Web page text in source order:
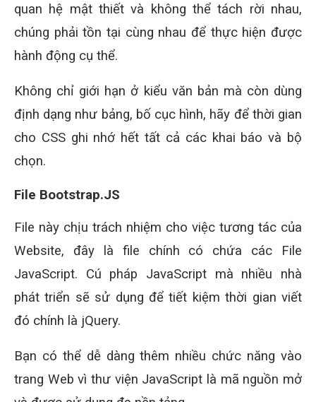
quan hệ mật thiết và không thể tách rời nhau,
chúng phải tồn tại cùng nhau để thực hiện được
hành động cụ thể.
Không chỉ giới hạn ở kiểu văn bản mà còn dùng
định dạng như bảng, bố cục hình, hãy để thời gian
cho CSS ghi nhớ hết tất cả các khai báo và bộ
chọn.
File Bootstrap.JS
File này chịu trách nhiệm cho việc tương tác của
Website, đây là file chính có chứa các File
JavaScript. Cú pháp JavaScript mà nhiều nhà
phát triển sẽ sử dụng để tiết kiệm thời gian viết
đó chính là jQuery.
Bạn có thể dễ dàng thêm nhiều chức năng vào
trang Web vì thư viện JavaScript là mã nguồn mở